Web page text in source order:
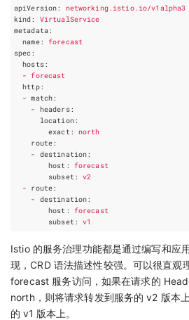
apiVersion:
networking.istio.io/v1alpha3
kind :
VirtualService
metadata:
name:
forecast
spec :
hosts:
- forecast
http:
- match:
-
headers:
location:
exact :
north
route:
-
destination:
host :
forecast
subset :
v2
-
route:
-
destination:
host :
forecast
subset : v1
Istio 的服务治理功能都是通过编写和应
现，CRD 语法描述性较强。可以很直观
forecast 服务访问，如果在请求的
north，则将请求转发到服务的 v2 版本
的 v1 版本上。